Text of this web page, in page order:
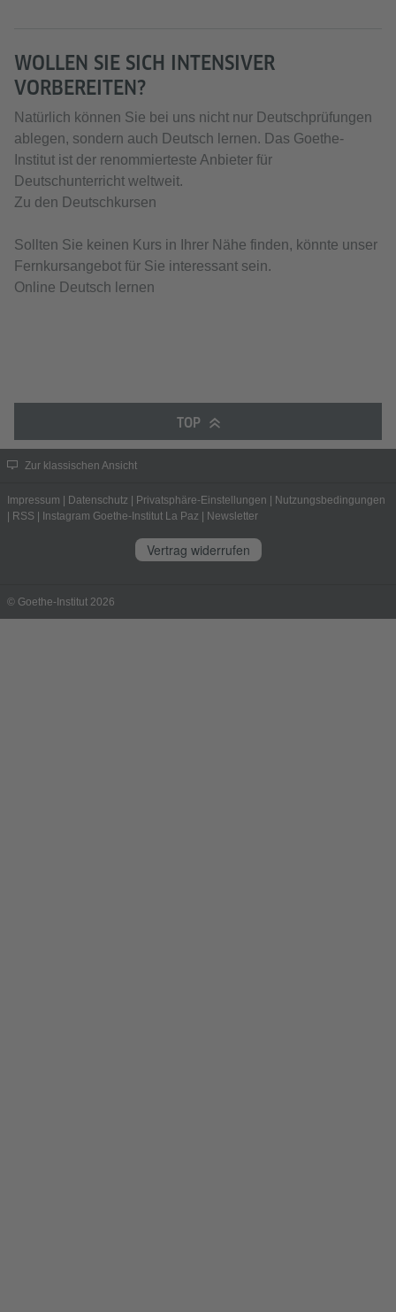
WOLLEN SIE SICH INTENSIVER
VORBEREITEN?
Natürlich können Sie bei uns nicht nur Deutschprüfungen
ablegen, sondern auch Deutsch lernen. Das Goethe-
Institut ist der renommierteste Anbieter für
Deutschunterricht weltweit.
Zu den Deutschkursen
Sollten Sie keinen Kurs in Ihrer Nähe finden, könnte unser
Fernkursangebot für Sie interessant sein.
Online Deutsch lernen
TOP
Zur klassischen Ansicht
Impressum Datenschutz Privatsphäre-Einstellungen
Nutzungsbedingungen
RSS Instagram Goethe-Institut La Paz Newsletter
Vertrag widerrufen
© Goethe-Institut 2026